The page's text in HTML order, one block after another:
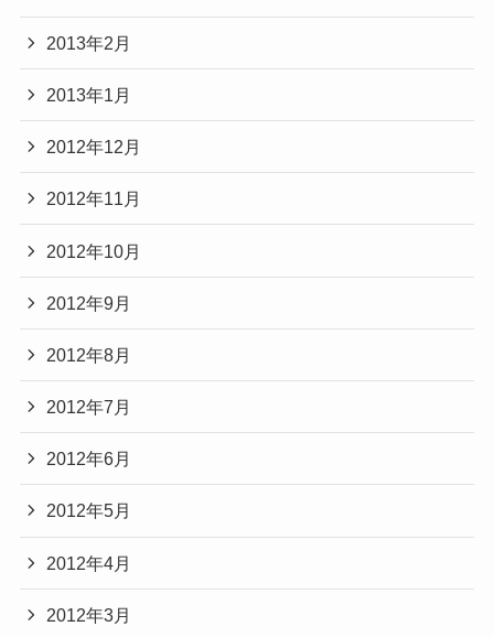
2013年2月
2013年1月
2012年12月
2012年11月
2012年10月
2012年9月
2012年8月
2012年7月
2012年6月
2012年5月
2012年4月
2012年3月